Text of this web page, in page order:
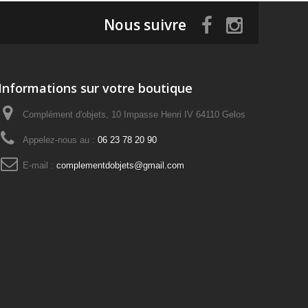
Nous suivre
sur votre boutique
Complément d'objets, 10 Impasse Henri IV 64110 Gelos
Appelez-nous au : 06 23 78 20 90
E-mail : complementdobjets@gmail.com